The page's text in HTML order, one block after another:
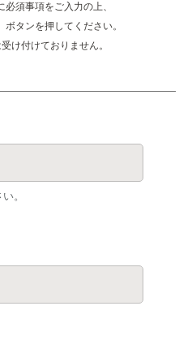
須事項をご入力の上、
ボタンを押してください。
け付けておりません。
。